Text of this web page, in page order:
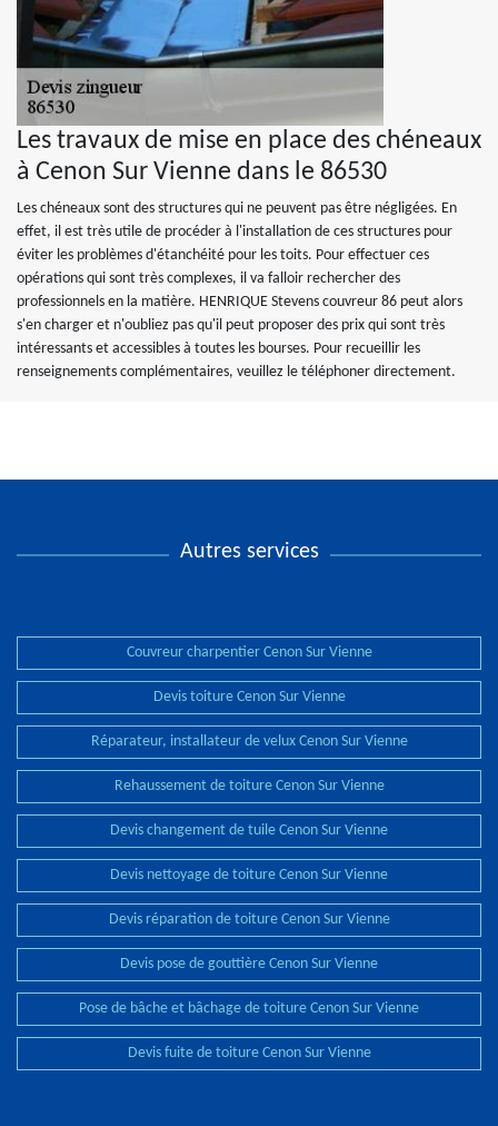
Les travaux de mise en place des chéneaux
à Cenon Sur Vienne dans le 86530
Les chéneaux sont des structures qui ne peuvent pas être négligées. En
effet, il est très utile de procéder à l'installation de ces structures pour
éviter les problèmes d'étanchéité pour les toits. Pour effectuer ces
opérations qui sont très complexes, il va falloir rechercher des
professionnels en la matière. HENRIQUE Stevens couvreur 86 peut alors
s'en charger et n'oubliez pas qu'il peut proposer des prix qui sont très
intéressants et accessibles à toutes les bourses. Pour recueillir les
renseignements complémentaires, veuillez le téléphoner directement.
Autres services
Couvreur charpentier Cenon Sur Vienne
Devis toiture Cenon Sur Vienne
Réparateur, installateur de velux Cenon Sur Vienne
Rehaussement de toiture Cenon Sur Vienne
Devis changement de tuile Cenon Sur Vienne
Devis nettoyage de toiture Cenon Sur Vienne
Devis réparation de toiture Cenon Sur Vienne
Devis pose de gouttière Cenon Sur Vienne
Pose de bâche et bâchage de toiture Cenon Sur Vienne
Devis fuite de toiture Cenon Sur Vienne